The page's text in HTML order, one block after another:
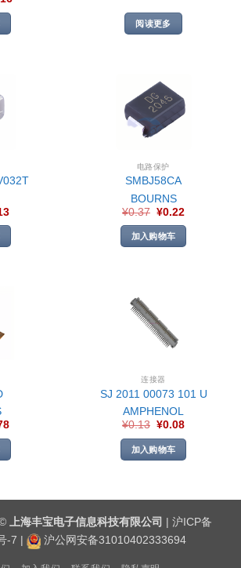
阅读更多
电路保护
SMBJ58CA
BOURNS
¥0.37 ¥0.22
加入购物车
连接器
SJ 2011 00073 101 U
AMPHENOL
¥0.13 ¥0.08
加入购物车
上海丰宝电子信息科技有限公司 | 沪ICP备
-7 | 沪公网安备31010402333694